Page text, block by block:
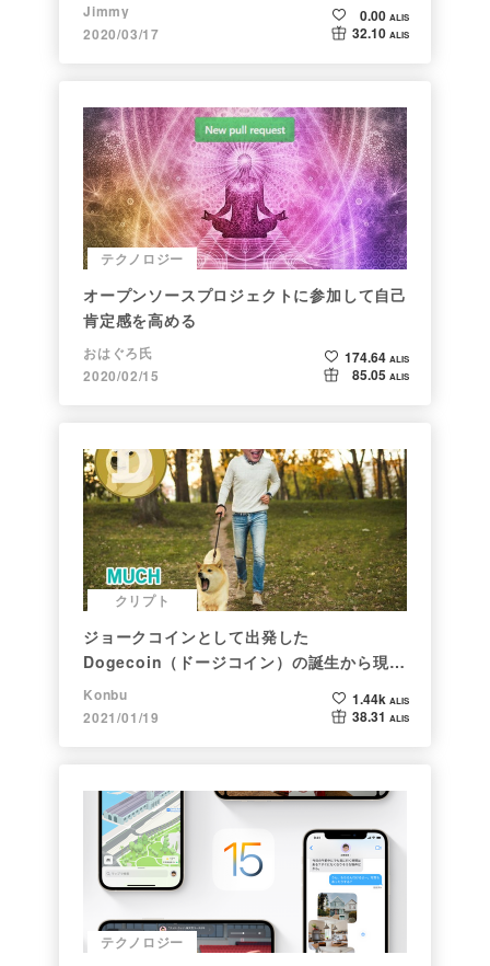
Jimmy
2020/03/17
0.00 ALIS
32.10 ALIS
テクノロジー
オープンソースプロジェクトに参加して自己
肯定感を高める
おはぐろ氏
2020/02/15
174.64 ALIS
85.05 ALIS
クリプト
ジョークコインとして出発した
Dogecoin（ドージコイン）の誕生から現在
まで。注目される非証券性🐶
Konbu
2021/01/19
1.44k ALIS
38.31 ALIS
テクノロジー